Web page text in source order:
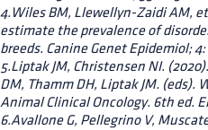
4.Wiles BM, Llewellyn-Zaidi AM,
estimate the prevalence of
breeds. Canine Genet Epidemiol; 4:
5.Liptak JM, Christensen NI.
DM, Thamm DH, Liptak JM. (eds).
Animal Clinical Oncology. 6th ed.
6.Avallone G, Pellegrino V,